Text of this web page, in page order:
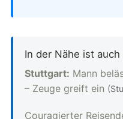
In der Nähe ist
Stuttgart: Mann
– Zeuge greift ein
Couragierter